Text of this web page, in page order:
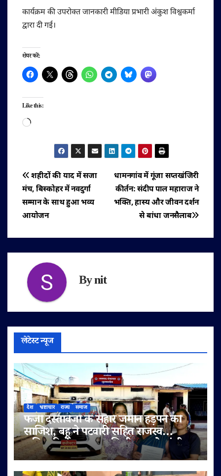
कार्यक्रम की उपरोक्त जानकारी मीडिया प्रभारी अंकुश विश्वकर्मा
द्वारा दी गई।
शेयर करें:
Like this:
Loading…
पोस्ट
नेविगेशन
धामनगांव में गूंजा सप्तखंजिरी
कीर्तन: संदीप पाल महाराज ने
भक्ति, हास्य और जीवन दर्शन
से बांधा जनसैलाब
शहीदों की याद में सजा
मंच, बिस्कोहर में नवदुर्गा
सम्मान के साथ हुआ भव्य
आयोजन
Bynit
लेटेस्ट न्यूज
देश भ्रष्टाचार राज्य समाज
फर्जी दस्तावेजों के सहारे जमीन हड़पने की
साजिश, बहू ने पटवारी सहित राजस्व
अधिकारियों पर लगाए मिलीभगत के गंभीर
आरोप